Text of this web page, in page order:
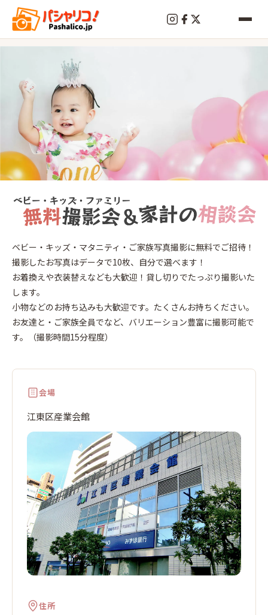
終
了
東
陽
町
ベビー・キッズ・マタニティ・ご家族写真撮影に無料でご招待！
撮影したお写真はデータで10枚、自分で選べます！
お着換えや衣装替えなども大歓迎！貸し切りでたっぷり撮影いた
します。
小物などのお持ち込みも大歓迎です。たくさんお持ちください。
お友達と・ご家族全員でなど、バリエーション豊富に撮影可能で
す。（撮影時間15分程度）
会場
江東区産業会館
住所